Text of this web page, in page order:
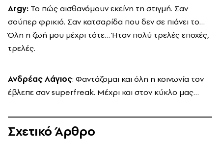
Argy: Το πώς αισθανόμουν εκείνη τη στιγμή. Σαν
σούπερ φρικιό. Σαν κατσαρίδα που δεν σε πιάνει το…
Όλη η ζωή μου μέχρι τότε… Ήταν πολύ τρελές εποχές,
τρελές.
Ανδρέας Λάγιος: Φαντάζομαι και όλη η κοινωνία τον
έβλεπε σαν superfreak. Μέχρι και στον κύκλο μας…
Σχετικό Άρθρο